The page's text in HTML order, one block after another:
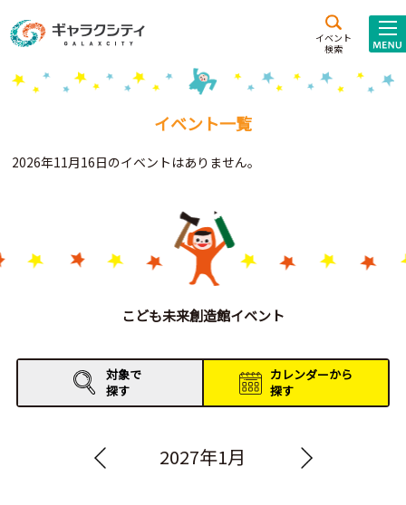
イベント
検索
施設案内
こども
西新井
施設･
Gがくえん
お知らせ
イベントレポート
イベント一覧
2026年11月16日のイベントはありません。
こども未来創造館イベント
対象で
探す
カレンダーから
探す
2027年1月